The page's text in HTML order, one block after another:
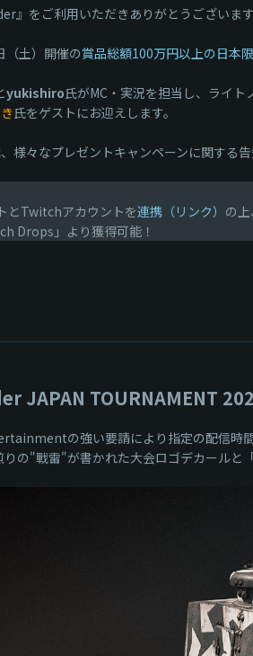
』をご利用いただきありがとうございます
（土）開催の賞品総額100万円以上の日本
yukishiro氏がMC・実況を担当し、ライ
氏をゲストにお迎えします。
様々なプレゼントキャンペーンに関する
とTwitchアカウントを連携（リンク） の
Drops」より獲得可能！
JAPAN TOURNAMENT
の強い要請により指定の配信時
の"戰雷"が書かれた大会ロゴデカールと